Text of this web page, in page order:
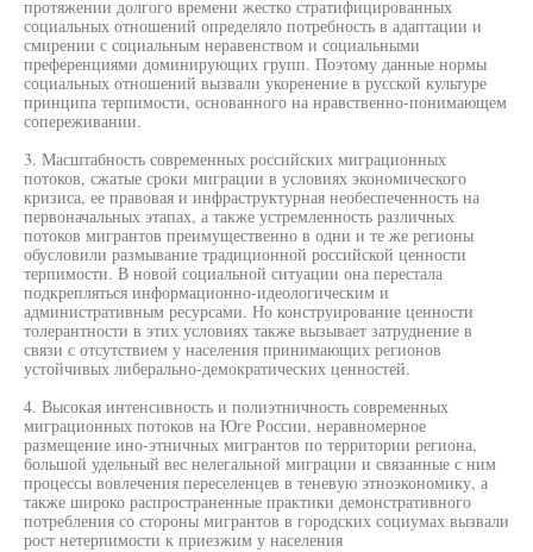
протяжении долгого времени жестко стратифицированных
социальных отношений определяло потребность в адаптации и
смирении с социальным неравенством и социальными
преференциями доминирующих групп. Поэтому данные нормы
социальных отношений вызвали укоренение в русской культуре
принципа терпимости, основанного на нравственно-понимающем
сопереживании.
3. Масштабность современных российских миграционных
потоков, сжатые сроки миграции в условиях экономического
кризиса, ее правовая и инфраструктурная необеспеченность на
первоначальных этапах, а также устремленность различных
потоков мигрантов преимущественно в одни и те же регионы
обусловили размывание традиционной российской ценности
терпимости. В новой социальной ситуации она перестала
подкрепляться информационно-идеологическим и
административным ресурсами. Но конструирование ценности
толерантности в этих условиях также вызывает затруднение в
связи с отсутствием у населения принимающих регионов
устойчивых либерально-демократических ценностей.
4. Высокая интенсивность и полиэтничность современных
миграционных потоков на Юге России, неравномерное
размещение ино-этничных мигрантов по территории региона,
большой удельный вес нелегальной миграции и связанные с ним
процессы вовлечения переселенцев в теневую этноэкономику, а
также широко распространенные практики демонстративного
потребления со стороны мигрантов в городских социумах вызвали
рост нетерпимости к приезжим у населения